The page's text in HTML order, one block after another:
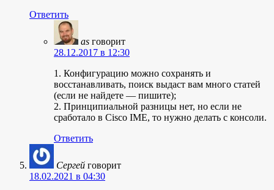
Ответить
as говорит
28.12.2017 в 12:30
1. Конфигурацию можно сохранять и
восстанавливать, поиск выдаст вам много статей
(если не найдете — пишите);
2. Принципиальной разницы нет, но если не
сработало в Cisco IME, то нужно делать с консоли.
Ответить
Сергей говорит
18.02.2021 в 04:30